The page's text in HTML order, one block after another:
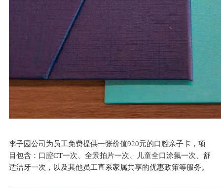
李子园公司为员工免费提供一张价值920元的口腔亲子卡，项
目包含：口腔CT一次、全景拍片一次、儿童全口涂氟一次、舒
适洁牙一次，以及其他员工直系家属共享的优惠政策等服务。